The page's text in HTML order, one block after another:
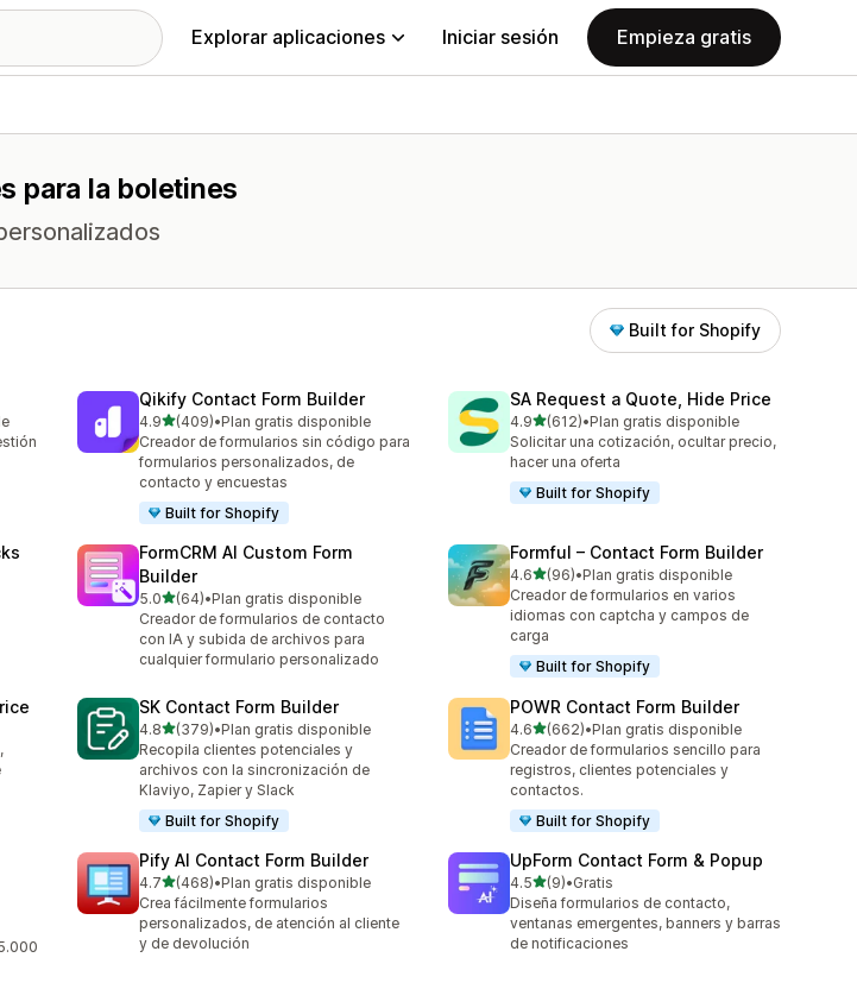
Explorar aplicaciones Iniciar sesión Empieza gratis
para la boletines
Built for Shopify
Qikify Contact Form Builder
4.9de 5 estrellas
(409)
409 reseñas en total
•Plan gratis disponible
Creador de formularios sin código para
formularios personalizados, de
contacto y encuestas
Built for Shopify
SA Request a Quote, Hide Price
4.9de 5 estrellas
(612)
612 reseñas en total
•Plan gratis disponible
Solicitar una cotización, ocultar precio,
hacer una oferta
Built for Shopify
FormCRM AI Custom Form
Builder
5.0de 5 estrellas
(64)
64 reseñas en total
•Plan gratis disponible
Creador de formularios de contacto
con IA y subida de archivos para
cualquier formulario personalizado
Formful – Contact Form Builder
4.6de 5 estrellas
(96)
96 reseñas en total
•Plan gratis disponible
Creador de formularios en varios
idiomas con captcha y campos de
carga
Built for Shopify
SK Contact Form Builder
4.8de 5 estrellas
(379)
379 reseñas en total
•Plan gratis disponible
Recopila clientes potenciales y
archivos con la sincronización de
Klaviyo, Zapier y Slack
Built for Shopify
POWR Contact Form Builder
4.6de 5 estrellas
(662)
662 reseñas en total
•Plan gratis disponible
Creador de formularios sencillo para
registros, clientes potenciales y
contactos.
Built for Shopify
Pify AI Contact Form Builder
4.7de 5 estrellas
(468)
468 reseñas en total
•Plan gratis disponible
Crea fácilmente formularios
personalizados, de atención al cliente
y de devolución
UpForm Contact Form & Popup
4.5de 5 estrellas
(9)
9 reseñas en total
•Gratis
Diseña formularios de contacto,
ventanas emergentes, banners y barras
de notificaciones